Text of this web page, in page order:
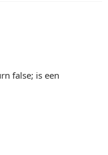
false; is een